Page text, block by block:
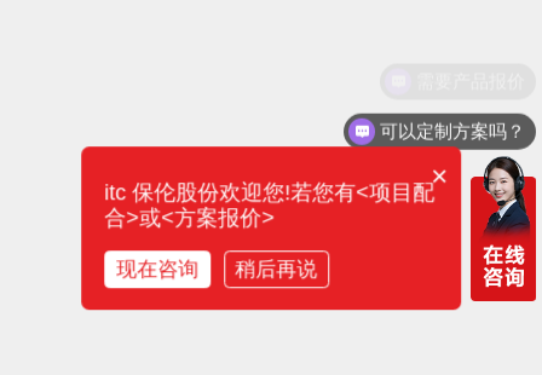
可以定制方案吗？
×
itc 保伦股份欢迎您!若您有<项目配
合>或<方案报价>
现在咨询 稍后再说